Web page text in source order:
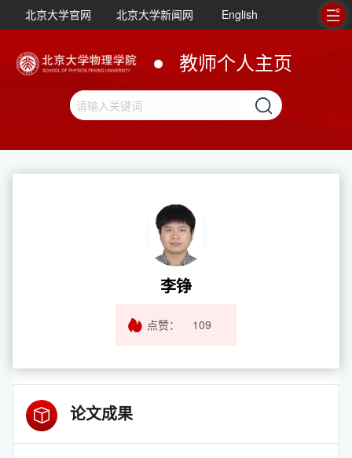
北京大学官网 北京大学新闻网 English
教师个人主页
李铮
点赞： 109
论文成果